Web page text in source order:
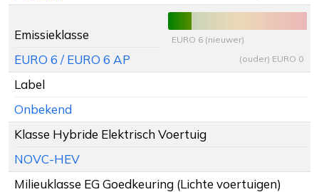
Emissieklasse
EURO 6 / EURO 6 AP
EURO 6 (nieuwer)
(ouder) EURO 0
Label
Onbekend
Klasse Hybride Elektrisch Voertuig
NOVC-HEV
Milieuklasse EG Goedkeuring (Lichte voertuigen)